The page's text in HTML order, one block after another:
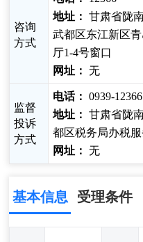
咨询
方式
地址： 甘肃省陇
武都区东江新区
厅1-4号窗口
网址： 无
监督
投诉
方式
电话： 0939-12366
地址： 甘肃省陇
都区税务局办税
网址： 无
基本信息 受理条件